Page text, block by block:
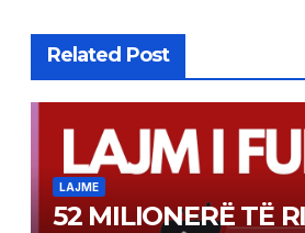
Related Post
LAJME
52 MILIONERË TË